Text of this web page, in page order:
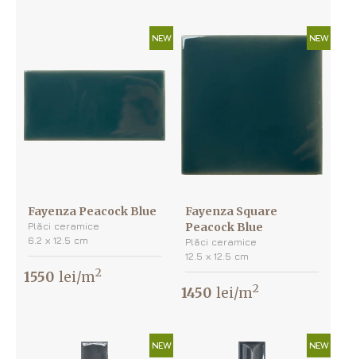
NEW
Fayenza Peacock Blue
Plăci ceramice
6.2 х 12.5 cm
1550 lei/m2
NEW
Fayenza Square
Peacock Blue
Plăci ceramice
12.5 х 12.5 cm
1450 lei/m2
NEW NEW